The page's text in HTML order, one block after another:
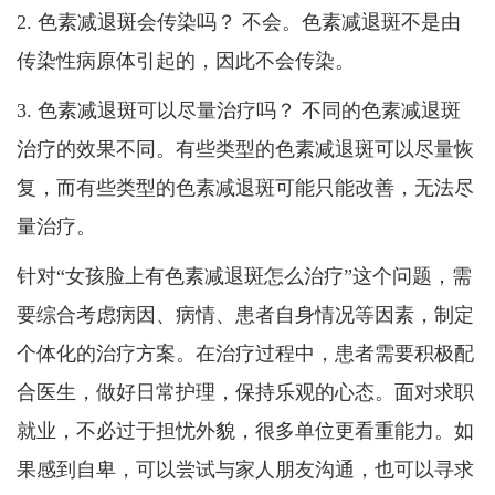
2. 色素减退斑会传染吗？ 不会。色素减退斑不是由
传染性病原体引起的，因此不会传染。
3. 色素减退斑可以尽量治疗吗？ 不同的色素减退斑
治疗的效果不同。有些类型的色素减退斑可以尽量恢
复，而有些类型的色素减退斑可能只能改善，无法尽
量治疗。
针对“女孩脸上有色素减退斑怎么治疗”这个问题，需
要综合考虑病因、病情、患者自身情况等因素，制定
个体化的治疗方案。在治疗过程中，患者需要积极配
合医生，做好日常护理，保持乐观的心态。面对求职
就业，不必过于担忧外貌，很多单位更看重能力。如
果感到自卑，可以尝试与家人朋友沟通，也可以寻求